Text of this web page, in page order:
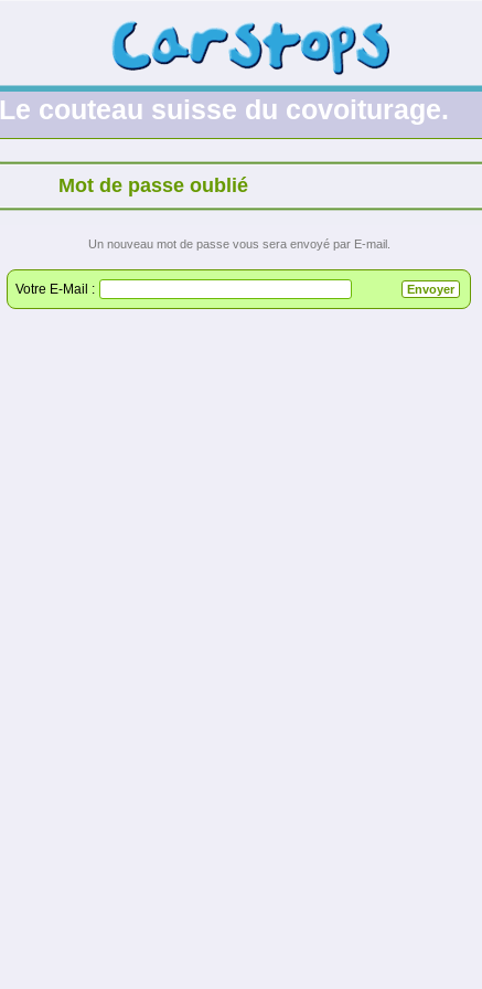
Le couteau suisse du covoiturage.
Mot de passe oublié
Un nouveau mot de passe vous sera envoyé par E-mail.
Votre E-Mail :